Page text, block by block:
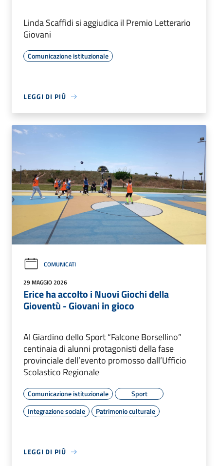
Linda Scaffidi si aggiudica il Premio Letterario
Giovani
Comunicazione istituzionale
LEGGI DI PIÙ
COMUNICATI
29 MAGGIO 2026
Erice ha accolto i Nuovi Giochi della
Gioventù - Giovani in gioco
Al Giardino dello Sport “Falcone Borsellino”
centinaia di alunni protagonisti della fase
provinciale dell’evento promosso dall’Ufficio
Scolastico Regionale
Comunicazione istituzionale
Sport
Integrazione sociale
Patrimonio culturale
LEGGI DI PIÙ